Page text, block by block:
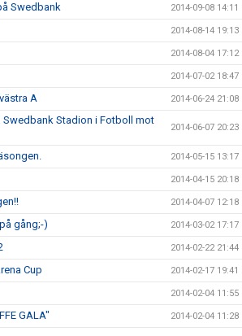
Swedbank 2014-09-08 14:11
2014-08-14 19:13
2014-08-04 17:12
2014-07-02 18:47
A 2014-06-24 21:08
Swedbank Stadion i Fotboll mot
2014-06-07 20:23
2014-05-15 13:17
2014-04-15 20:18
2014-04-07 12:18
gång;-) 2014-03-02 17:17
2014-02-22 21:44
Cup 2014-02-17 19:41
2014-02-04 11:55
GALA" 2014-02-04 11:28